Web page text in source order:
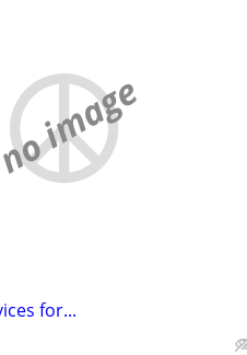
no image
for...